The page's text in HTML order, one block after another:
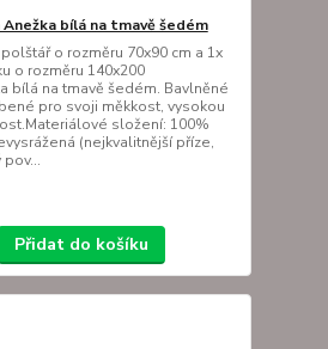
bílá na tmavě šedém
o rozměru 70x90 cm a 1x
o rozměru 140x200
bílá na tmavě šedém. Bavlněné
pro svoji měkkost, vysokou
složení: 100%
(nejkvalitnější příze,
Přidat do košíku